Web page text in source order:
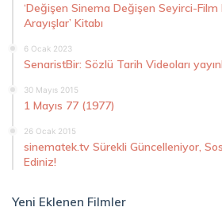
‘Değişen Sinema Değişen Seyirci-
Arayışlar’ Kitabı
6 Ocak 2023
SenaristBir: Sözlü Tarih Videoları
30 Mayıs 2015
1 Mayıs 77 (1977)
26 Ocak 2015
sinematek.tv Sürekli Güncelleniyor,
Ediniz!
Yeni Eklenen Filmler